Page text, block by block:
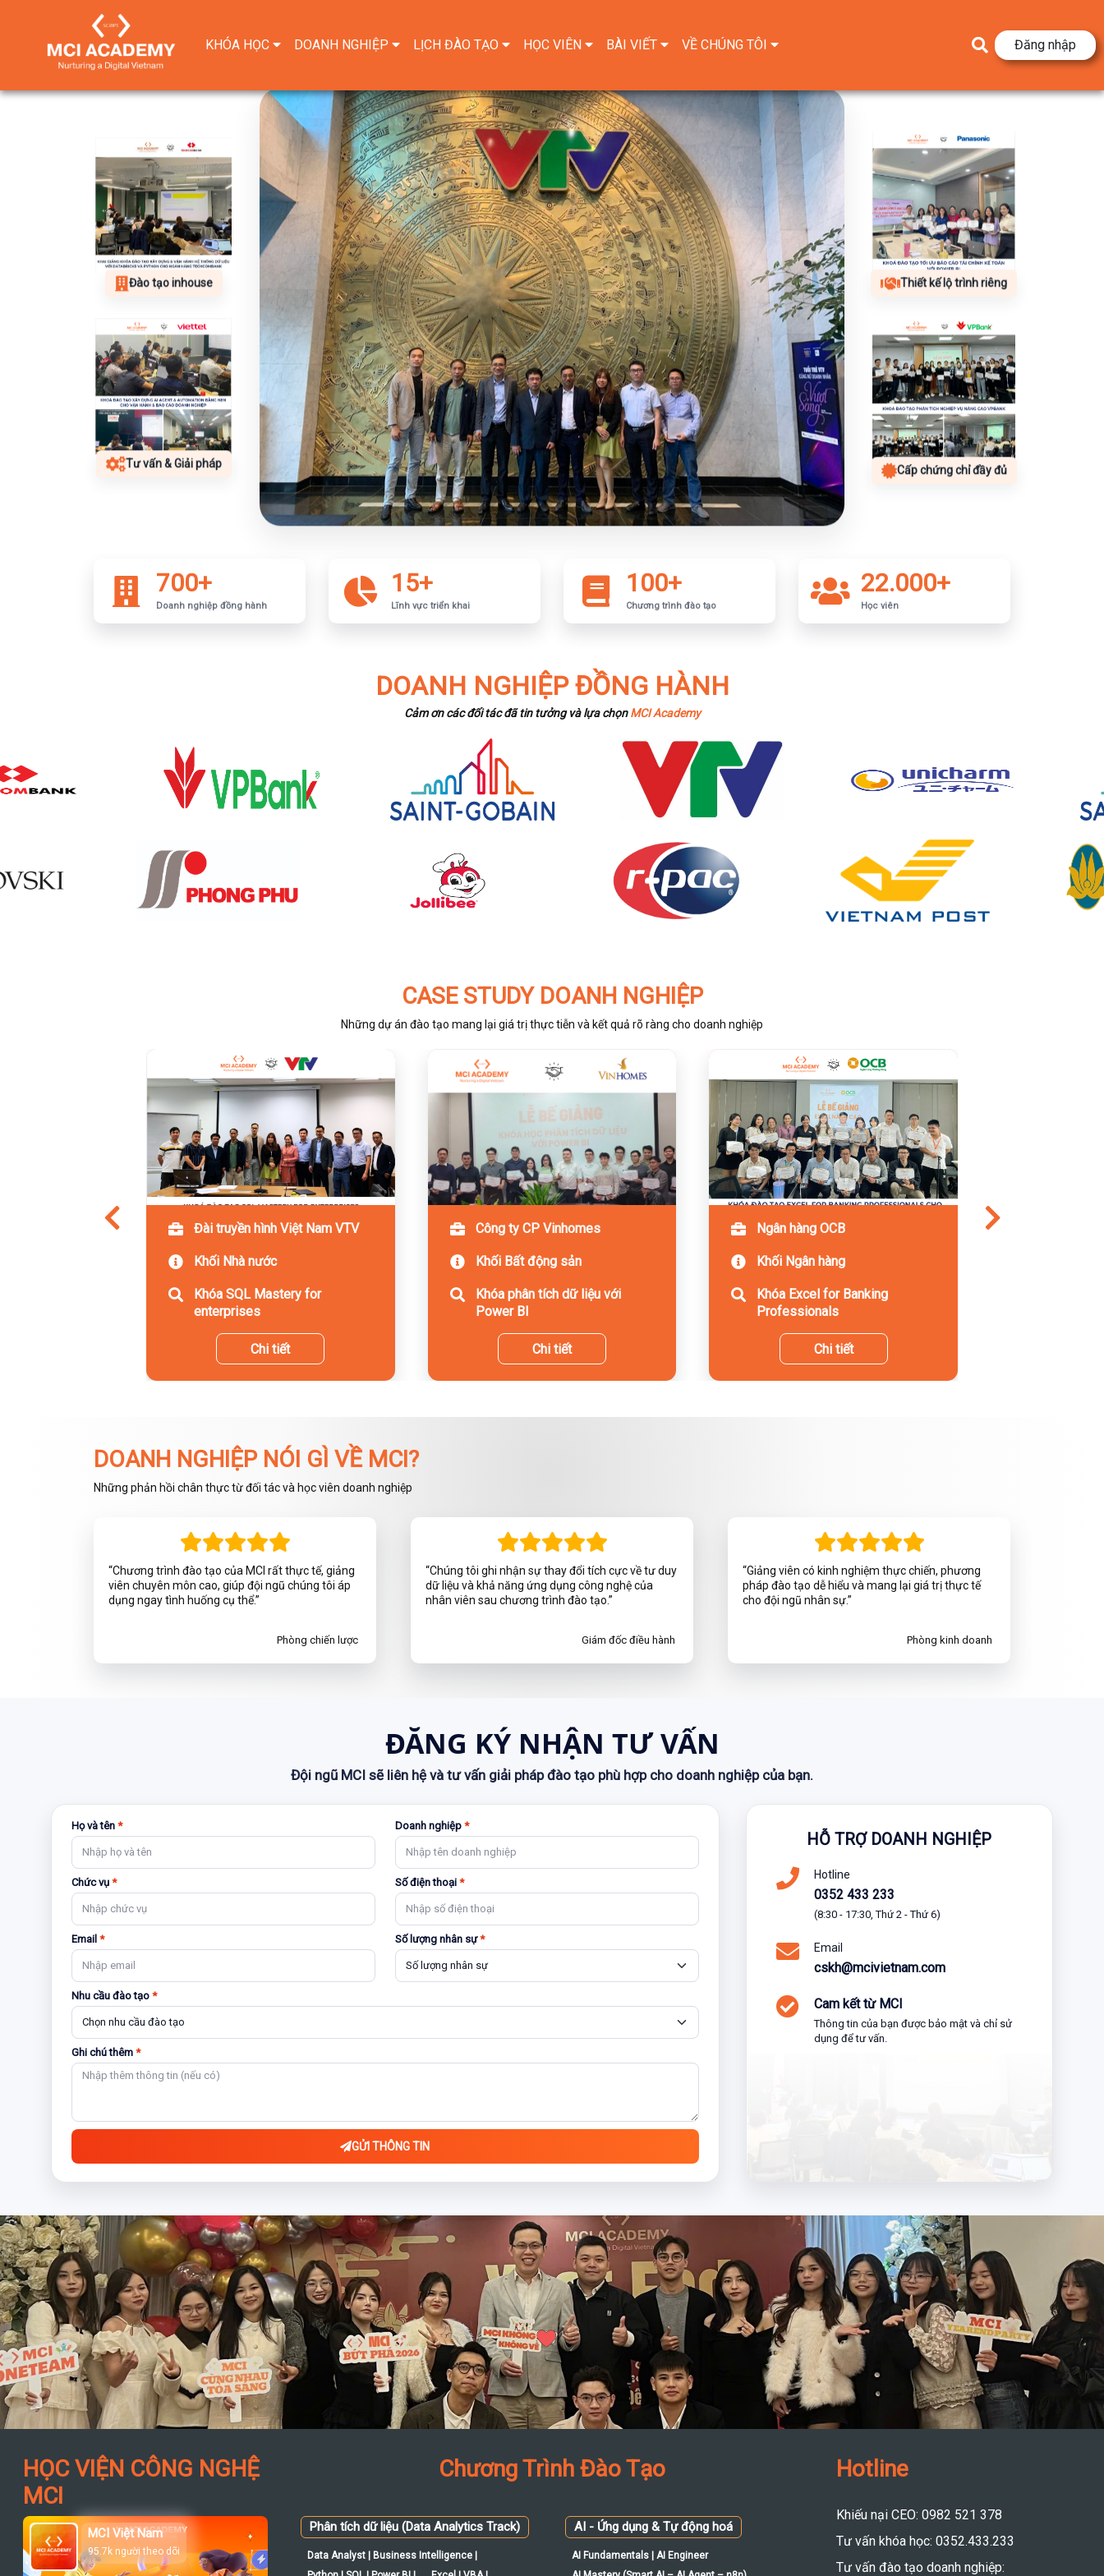
KHÓA HỌC DOANH NGHIỆP LỊCH ĐÀO TẠO HỌC VIÊN BÀI VIẾT VỀ CHÚNG TÔI Đăng nhập
Đào tạo inhouse
Tư vấn & Giải pháp
Thiết kế lộ trình riêng
Cấp chứng chỉ đầy đủ
700+
Doanh nghiệp đồng hành
15+
Lĩnh vực triển khai
100+
Chương trình đào tạo
22.000+
Học viên
DOANH NGHIỆP ĐỒNG HÀNH
Cảm ơn các đối tác đã tin tưởng và lựa chọnMCI Academy
CASE STUDY DOANH NGHIỆP
Những dự án đào tạo mang lại giá trị thực tiễn và kết quả rõ ràng cho doanh nghiệp
Đài truyền hình Việt Nam VTV
Khối Nhà nước
Khóa SQL Mastery for
enterprises
Chi tiết
Công ty CP Vinhomes
Khối Bất động sản
Khóa phân tích dữ liệu với
Power BI
Chi tiết
Ngân hàng OCB
Khối Ngân hàng
Khóa Excel for Banking
Professionals
Chi tiết
DOANH NGHIỆP NÓI GÌ VỀ MCI?
Những phản hồi chân thực từ đối tác và học viên doanh nghiệp
“Chương trình đào tạo của MCI rất thực tế, giảng
viên chuyên môn cao, giúp đội ngũ chúng tôi áp
dụng ngay tình huống cụ thể.”
Phòng chiến lược
“Chúng tôi ghi nhận sự thay đổi tích cực về tư duy
dữ liệu và khả năng ứng dụng công nghệ của
nhân viên sau chương trình đào tạo.”
Giám đốc điều hành
“Giảng viên có kinh nghiệm thực chiến, phương
pháp đào tạo dễ hiểu và mang lại giá trị thực tế
cho đội ngũ nhân sự.”
Phòng kinh doanh
ĐĂNG KÝ NHẬN TƯ VẤN
Đội ngũ MCI sẽ liên hệ và tư vấn giải pháp đào tạo phù hợp cho doanh nghiệp của bạn.
Họ và tên * Doanh nghiệp *
Chức vụ * Số điện thoại *
Email * Số lượng nhân sự*
Nhu cầu đào tạo *
Ghi chú thêm *
GỬI THÔNG TIN
HỖ TRỢ DOANH NGHIỆP
Hotline
0352 433 233
(8:30 - 17:30, Thứ 2 - Thứ 6)
Email
cskh@mcivietnam.com
Cam kết từ MCI
Thông tin của bạn được bảo mật và chỉ sử
dụng để tư vấn.
HỌC VIỆN CÔNG NGHỆ
MCI
MCI Việt Nam
95.7k người theo dõi
Chương Trình Đào Tạo
Phân tích dữ liệu (Data Analytics Track)
Data Analyst | Business Intelligence |
AI - Ứng dụng & Tự động hoá
AI Fundamentals | AI Engineer
Hotline
Khiếu nại CEO: 0982 521 378
Tư vấn khóa học: 0352.433.233
Tư vấn đào tạo doanh nghiệp: